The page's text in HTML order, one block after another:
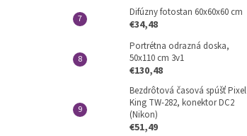
Difúzny fotostan 60x60x60 cm
€34,48
Portrétna odrazná doska,
50x110 cm 3v1
€130,48
Bezdrôtová časová spúšť Pixel
King TW-282, konektor DC2
(Nikon)
€51,49